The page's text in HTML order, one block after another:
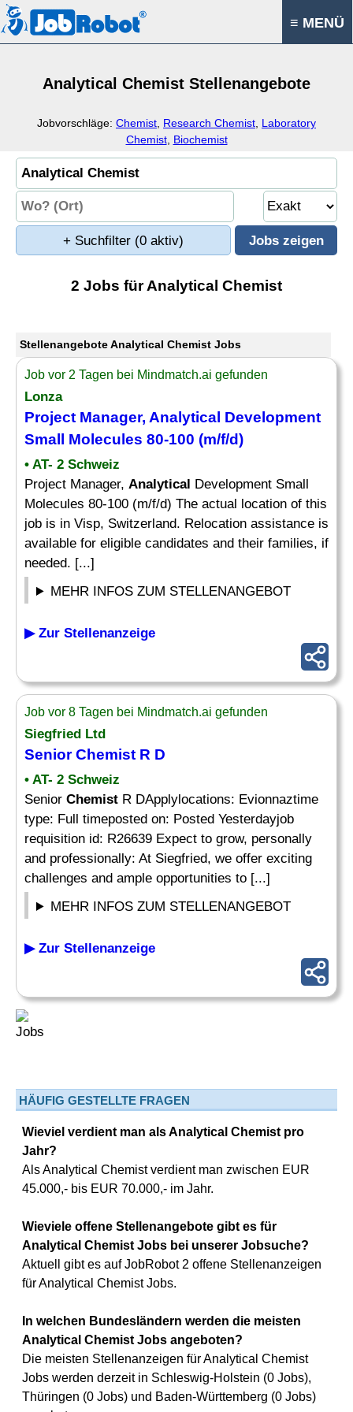
≡ MENÜ
Analytical Chemist Stellenangebote
Jobvorschläge: Chemist Research Chemist Laboratory
Chemist, Biochemist
+ Suchfilter (0 aktiv)
2 Jobs für Analytical Chemist
Stellenangebote Analytical Chemist Jobs
Job vor 2 Tagen bei Mindmatch.ai gefunden
Lonza
Project Manager, Analytical Development
Small Molecules 80-100 (m/f/d)
• AT- 2 Schweiz
Project Manager, Analytical Development Small
Molecules 80-100 (m/f/d) The actual location of this
job is in Visp, Switzerland. Relocation assistance is
available for eligible candidates and their families, if
needed. [...]
MEHR INFOS ZUM STELLENANGEBOT
▶ Zur Stellenanzeige
Job vor 8 Tagen bei Mindmatch.ai gefunden
Siegfried Ltd
SeniorChemist R D
• AT- 2 Schweiz
Senior Chemist R DApplylocations: Evionnaztime
type: Full timeposted on: Posted Yesterdayjob
requisition id: R26639 Expect to grow, personally
and professionally: At Siegfried, we offer exciting
challenges and ample opportunities to [...]
MEHR INFOS ZUM STELLENANGEBOT
▶ Zur Stellenanzeige
HÄUFIG GESTELLTE FRAGEN
Wieviel verdient man als Analytical Chemist pro
Jahr?
Als Analytical Chemist verdient man zwischen EUR
45.000,- bis EUR 70.000,- im Jahr.
Wieviele offene Stellenangebote gibt es für
Analytical Chemist Jobs bei unserer Jobsuche?
Aktuell gibt es auf JobRobot 2 offene Stellenanzeigen
für Analytical Chemist Jobs.
In welchen Bundesländern werden die meisten
Analytical Chemist Jobs angeboten?
Die meisten Stellenanzeigen für Analytical Chemist
Jobs werden derzeit in Schleswig-Holstein (0 Jobs),
Thüringen (0 Jobs) und Baden-Württemberg (0 Jobs)